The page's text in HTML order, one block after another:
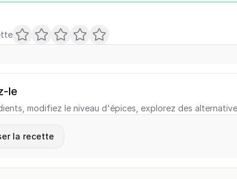
le
modifiez le niveau d'épices, explorez des
la recette